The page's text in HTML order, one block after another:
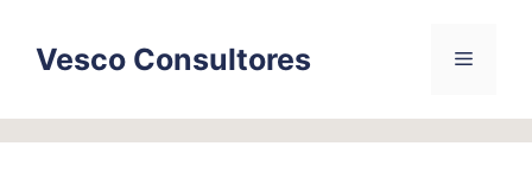
contentVesco Consultores Menu